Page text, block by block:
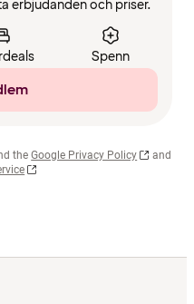
erbjudanden och priser.
Spenn
the Google Privacy Policy
and